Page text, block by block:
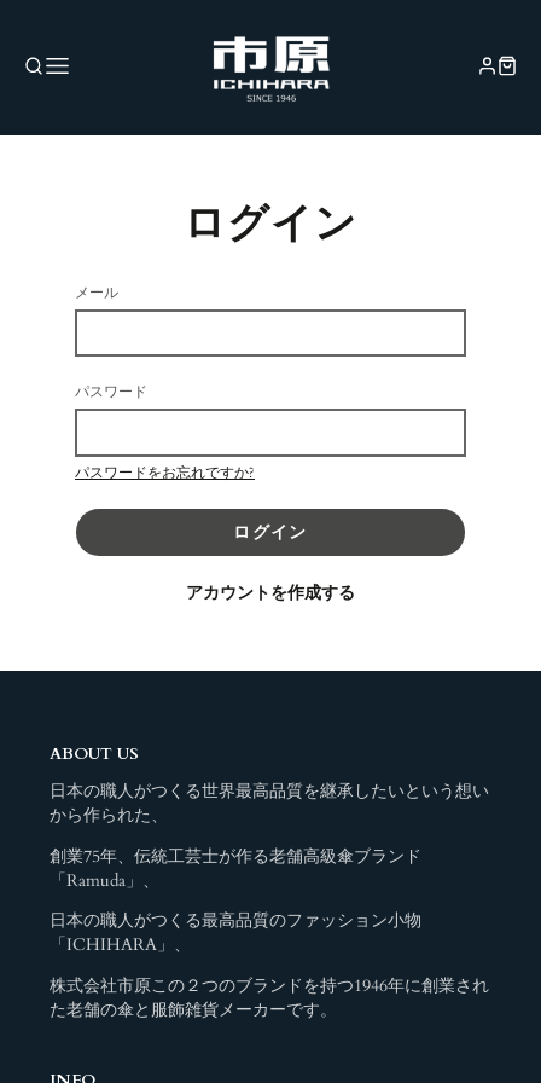
ログイン
メール
パスワード
パスワードをお忘れですか?
ログイン
アカウントを作成する
ABOUT US
日本の職人がつくる世界最高品質を継承したいという想い
から作られた、
創業75年、伝統工芸士が作る老舗高級傘ブランド
「Ramuda」、
日本の職人がつくる最高品質のファッション小物
「ICHIHARA」、
株式会社市原この２つのブランドを持つ1946年に創業され
た老舗の傘と服飾雑貨メーカーです。